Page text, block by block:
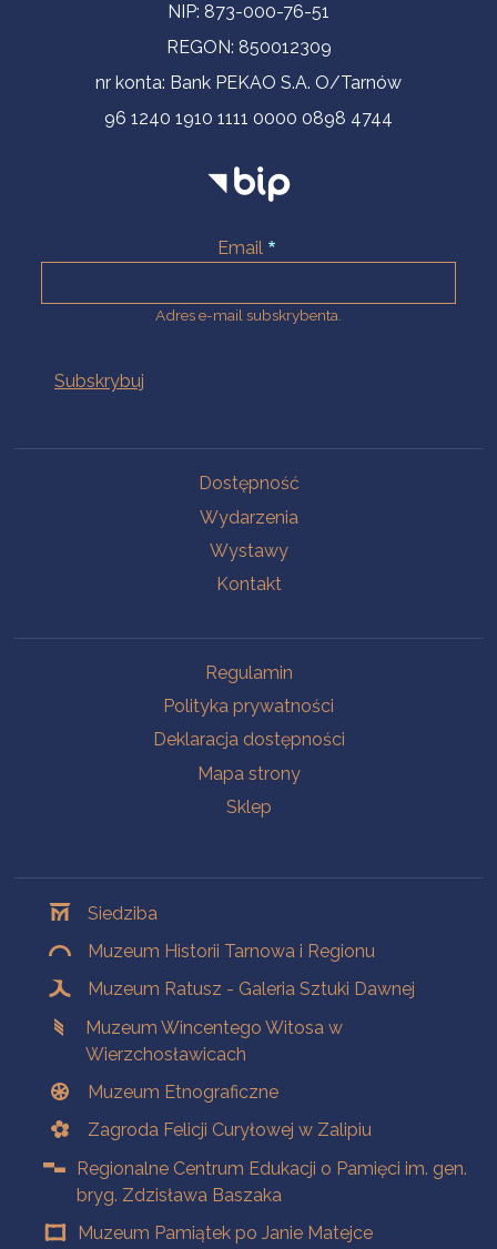
NIP: 873-000-76-51
REGON: 850012309
nr konta: Bank PEKAO S.A. O/Tarnów
96 1240 1910 1111 0000 0898 4744
Email
Adres e-mail subskrybenta.
Dostępność
Wydarzenia
Wystawy
Kontakt
Regulamin
Polityka prywatności
Deklaracja dostępności
Mapa strony
Sklep
Siedziba
Muzeum Historii Tarnowa i Regionu
Muzeum Ratusz - Galeria Sztuki Dawnej
Muzeum Wincentego Witosa w
Wierzchosławicach
Muzeum Etnograficzne
Zagroda Felicji Curyłowej w Zalipiu
Regionalne Centrum Edukacji o Pamięci im. gen.
bryg. Zdzisława Baszaka
Muzeum Pamiątek po Janie Matejce